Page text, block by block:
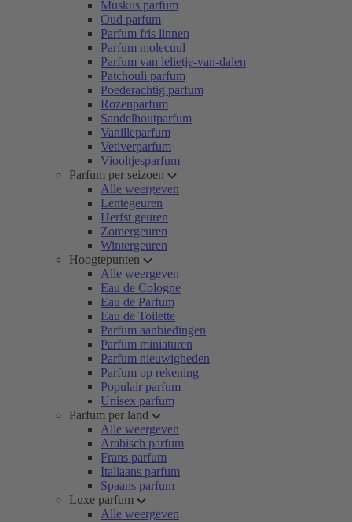
Muskus parfum
Oud parfum
Parfum fris linnen
Parfum molecuul
Parfum van lelietje-van-dalen
Patchouli parfum
Poederachtig parfum
Rozenparfum
Sandelhoutparfum
Vanilleparfum
Vetiverparfum
Viooltjesparfum
Parfum per seizoen
Alle weergeven
Lentegeuren
Herfst geuren
Zomergeuren
Wintergeuren
Hoogtepunten
Alle weergeven
Eau de Cologne
Eau de Parfum
Eau de Toilette
Parfum aanbiedingen
Parfum miniaturen
Parfum nieuwigheden
Parfum op rekening
Populair parfum
Unisex parfum
Parfum per land
Alle weergeven
Arabisch parfum
Frans parfum
Italiaans parfum
Spaans parfum
Luxe parfum
Alle weergeven